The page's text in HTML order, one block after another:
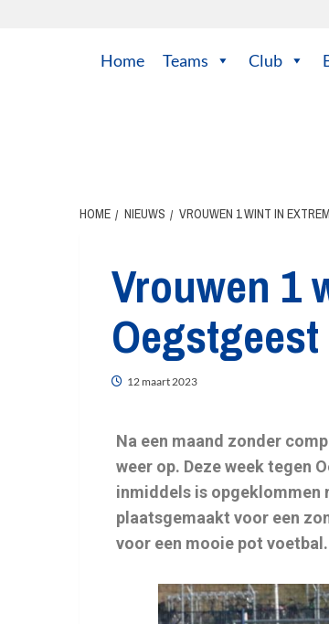
Home Teams Club
HOME NIEUWS VROUWEN 1 WINT IN
Vrouwen 1
Oegstgeest
12 maart 2023
Na een maand zonder
weer op. Deze week tegen
inmiddels is opgeklommen
plaatsgemaakt voor een
voor een mooie pot voetbal.